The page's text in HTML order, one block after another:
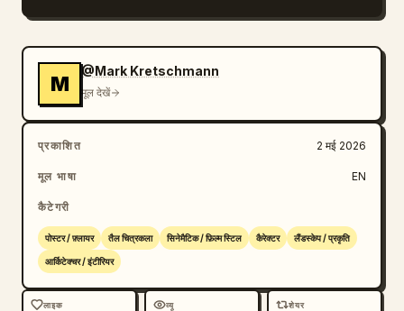
antique gold, bronze, umber, charcoal gray,
and warm celestial amber
master painting of a divine machine
descending from heaven.
M
@Mark Kretschmann
मूल देखें
प्रकाशित 2 मई 2026
मूल भाषा EN
कैटेगरी
पोस्टर / फ़्लायर तैल चित्रकला सिनेमैटिक / फ़िल्म स्टिल कैरेक्टर लैंडस्केप / प्रकृति
आर्किटेक्चर / इंटीरियर
लाइक व्यू शेयर